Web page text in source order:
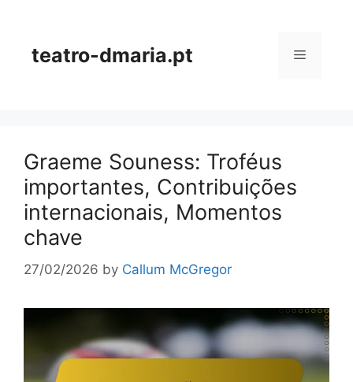
contentteatro-dmaria.pt Menu
Graeme Souness: Troféus
importantes, Contribuições
internacionais, Momentos
chave
27/02/2026 by Callum McGregor